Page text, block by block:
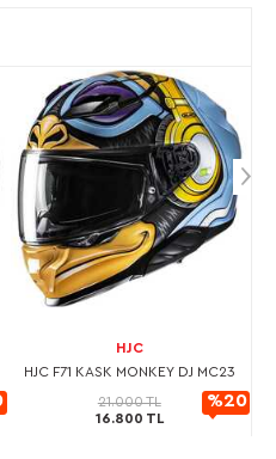
HJC
HJC F71 KASK MONKEY DJ MC23
21.000 TL
16.800 TL
%20
indirimli